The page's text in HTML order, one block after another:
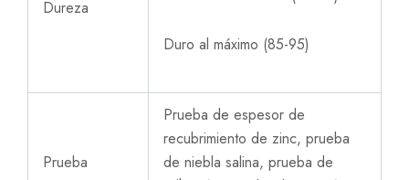
Dureza
Duro al máximo (85-95)
Prueba
Prueba de espesor de
recubrimiento de zinc, prueba
de niebla salina, prueba de